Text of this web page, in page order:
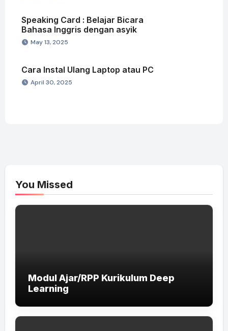
Speaking Card : Belajar Bicara
Bahasa Inggris dengan asyik
May 13, 2025
Cara Instal Ulang Laptop atau PC
April 30, 2025
You Missed
Modul Ajar/RPP Kurikulum Deep
Learning